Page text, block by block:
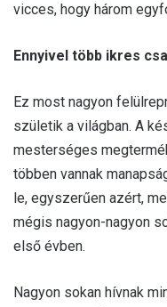
vicces, hogy három
Ennyivel több ikres
Ez most nagyon
születik a világban. A
mesterséges
többen vannak
le, egyszerűen azért,
mégis nagyon-nagyon
első évben.
Nagyon sokan hívnak